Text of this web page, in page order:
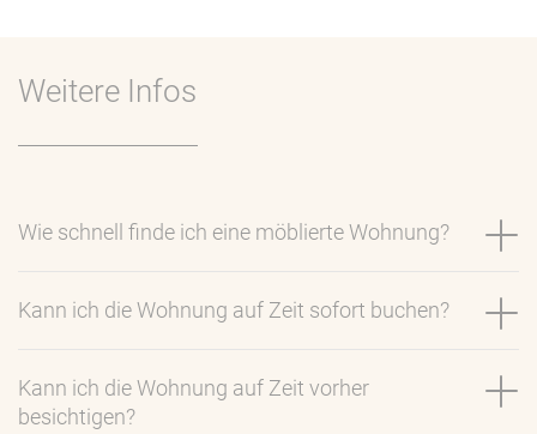
Weitere Infos
Wie schnell finde ich eine möblierte Wohnung?
Kann ich die Wohnung auf Zeit sofort buchen?
Kann ich die Wohnung auf Zeit vorher
besichtigen?